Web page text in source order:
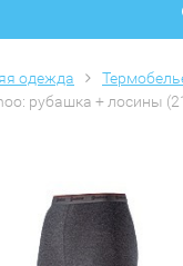
одежда
рубашка + лосины